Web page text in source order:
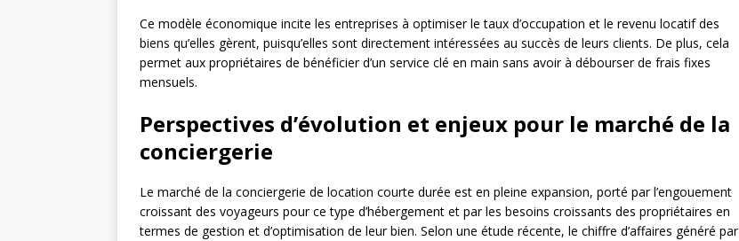
Ce modèle économique incite les entreprises à optimiser le taux d’occupation et le revenu locatif des
biens qu’elles gèrent, puisqu’elles sont directement intéressées au succès de leurs clients. De plus, cela
permet aux propriétaires de bénéficier d’un service clé en main sans avoir à débourser de frais fixes
mensuels.
Perspectives d’évolution et enjeux pour le marché de la
conciergerie
Le marché de la conciergerie de location courte durée est en pleine expansion, porté par l’engouement
croissant des voyageurs pour ce type d’hébergement et par les besoins croissants des propriétaires en
termes de gestion et d’optimisation de leur bien. Selon une étude récente, le chiffre d’affaires généré par